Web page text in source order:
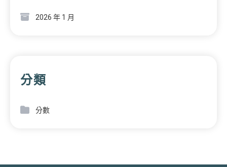
2026 年 1 月
分類
分數